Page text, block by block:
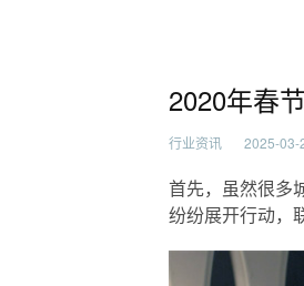
2020年春
行业资讯 2025-03-
首先，虽然很多
纷纷展开行动，